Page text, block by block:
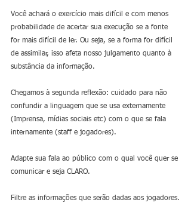
Você achará o exercício mais difícil e com menos
probabilidade de acertar sua execução se a fonte
for mais difícil de ler. Ou seja, se a forma for difícil
de assimilar, isso afeta nosso julgamento quanto à
substância da informação.
Chegamos à segunda reflexão: cuidado para não
confundir a linguagem que se usa externamente
(Imprensa, mídias sociais etc) com o que se fala
internamente (staff e jogadores).
Adapte sua fala ao público com o qual você quer se
comunicar e seja CLARO.
Filtre as informações que serão dadas aos jogadores.